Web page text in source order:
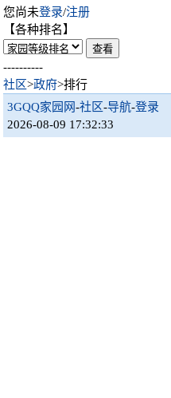
您尚未登录/注册
【各种排名】
----------
社区>政府>排行
3GQQ家园网-社区-导航-登录
2026-08-09 17:32:33